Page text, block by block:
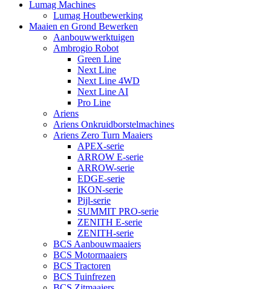
Lumag Machines
Lumag Houtbewerking
Maaien en Grond Bewerken
Aanbouwwerktuigen
Ambrogio Robot
Green Line
Next Line
Next Line 4WD
Next Line AI
Pro Line
Ariens
Ariens Onkruidborstelmachines
Ariens Zero Turn Maaiers
APEX-serie
ARROW E-serie
ARROW-serie
EDGE-serie
IKON-serie
Pijl-serie
SUMMIT PRO-serie
ZENITH E-serie
ZENITH-serie
BCS Aanbouwmaaiers
BCS Motormaaiers
BCS Tractoren
BCS Tuinfrezen